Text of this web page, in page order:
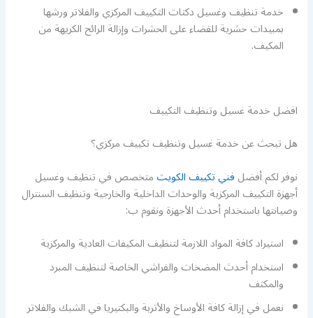
خدمة تنظيف وغسيل دكتات التكييف المركزي والفلاتر ورشها
بمبيدات حشرية للقضاء على الحشرات وإزالة الرائح الكريهة من
المكيف.
افضل خدمة غسيل وتنظيف التكييف
هل تبحث عن خدمة غسيل وتنظيف تكييف مركزي؟
نوفر لكم أفضلفني تكييف الكويتمتخصص في تنظيف وغسيل
أجهزة التكييف المركزية والوحدات الداخلية والخارجية وتنظيف السنترال
وصيانتها باستخدام أحدث الأجهزة ونقوم ب:
استيراد كافة المواد اللازمة لتنظيف المكيفات العادية والمركزية
استخدام أحدث المضخات والفراشي الخاصة لتنظيف المبرد
والمكثف
نعمل في إزالة كافة الأوساخ والأتربة والبكتيريا في الشبك والفلاتر